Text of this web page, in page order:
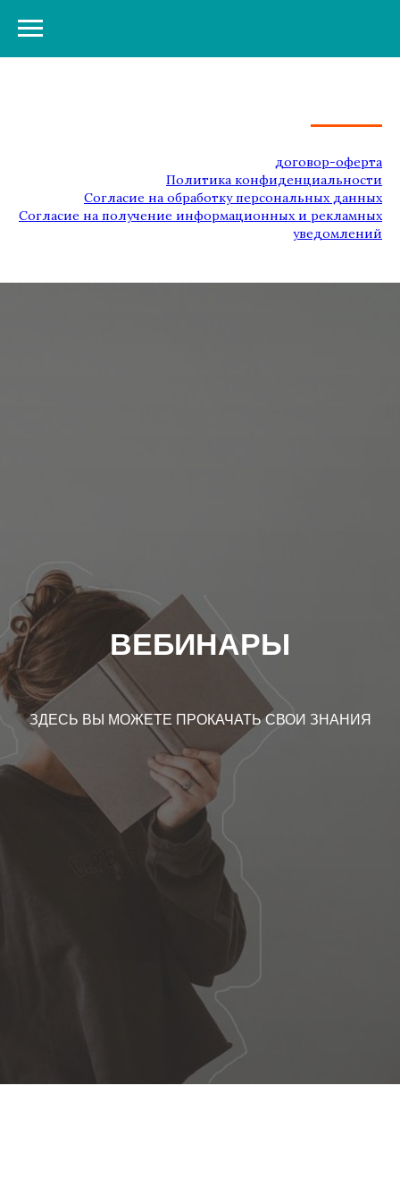
договор-оферта
Политика конфиденциальности
Согласие на обработку персональных данных
Согласие на получение информационных и рекламных
уведомлений
ВЕБИНАРЫ
ЗДЕСЬ ВЫ МОЖЕТЕ ПРОКАЧАТЬ СВОИ ЗНАНИЯ